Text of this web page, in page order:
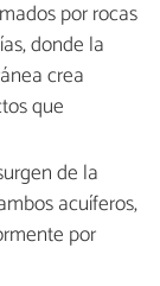
por rocas
donde la
crea
que
de la
acuíferos,
por